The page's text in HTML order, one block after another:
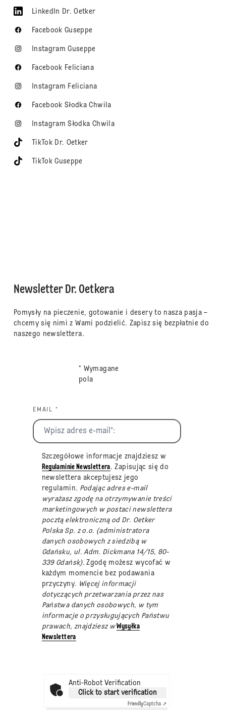
LinkedIn Dr. Oetker
Facebook Guseppe
Instagram Guseppe
Facebook Feliciana
Instagram Feliciana
Facebook Słodka Chwila
Instagram Słodka Chwila
TikTok Dr. Oetker
TikTok Guseppe
Newsletter Dr. Oetkera
Pomysły na pieczenie, gotowanie i desery to nasza pasja –
chcemy się nimi z Wami podzielić. Zapisz się bezpłatnie do
naszego newslettera.
* Wymagane
pola
EMAIL *
Szczegółowe informacje znajdziesz w
Regulaminie Newslettera. Zapisując się do
newslettera akceptujesz jego
regulamin. Podając adres e-mail
wyrażasz zgodę na otrzymywanie treści
marketingowych w postaci newslettera
pocztą elektroniczną od Dr. Oetker
Polska Sp. z o.o. (administratora
danych osobowych z siedzibą w
Gdańsku, ul. Adm. Dickmana 14/15, 80-
339 Gdańsk).Zgodę możesz wycofać w
każdym momencie bez podawania
przyczyny. Więcej informacji
dotyczących przetwarzania przez nas
Państwa danych osobowych, w tym
informacje o przysługujących Państwu
prawach, znajdziesz wWysyłka
Newslettera
Anti-Robot Verification
Click to start verification
FriendlyCaptcha ⇗